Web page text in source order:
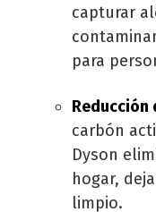
capturar
para
Reducción
carbón
Dyson
hogar,
limpio.